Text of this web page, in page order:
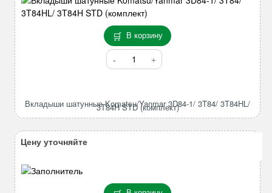
В корзину
Количество
товара
Komatsu/Yanmar
3D84-
1/
STD
Вкладыши шатунные Komatsu/Yanmar 3D84-1/ 3T84/ 3T84HL/
3T84H STD (комплект)
Цену уточняйте